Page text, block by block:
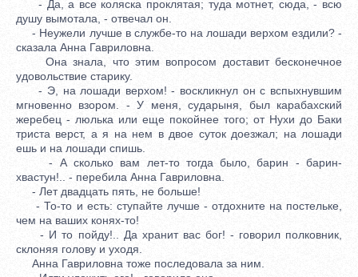
- Да, а все коляска проклятая; туда мотнет, сюда, - всю
душу вымотала, - отвечал он.
- Неужели лучше в службе-то на лошади верхом ездили? -
сказала Анна Гавриловна.
Она знала, что этим вопросом доставит бесконечное
удовольствие старику.
- Э, на лошади верхом! - воскликнул он с вспыхнувшим
мгновенно взором. - У меня, сударыня, был карабахский
жеребец - люлька или еще покойнее того; от Нухи до Баки
триста верст, а я на нем в двое суток доезжал; на лошади
ешь и на лошади спишь.
- А сколько вам лет-то тогда было, барин - барин-
хвастун!.. - перебила Анна Гавриловна.
- Лет двадцать пять, не больше!
- То-то и есть: ступайте лучше - отдохните на постельке,
чем на ваших конях-то!
- И то пойду!.. Да хранит вас бог! - говорил полковник,
склоняя голову и уходя.
Анна Гавриловна тоже последовала за ним.